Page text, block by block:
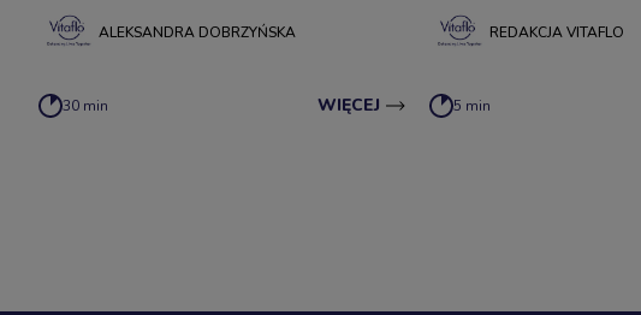
przedawkowania lub niedoboru?
ALEKSANDRA DOBRZYŃSKA
30 min WIĘCEJ
REDAKCJA VITAFLO
5 min